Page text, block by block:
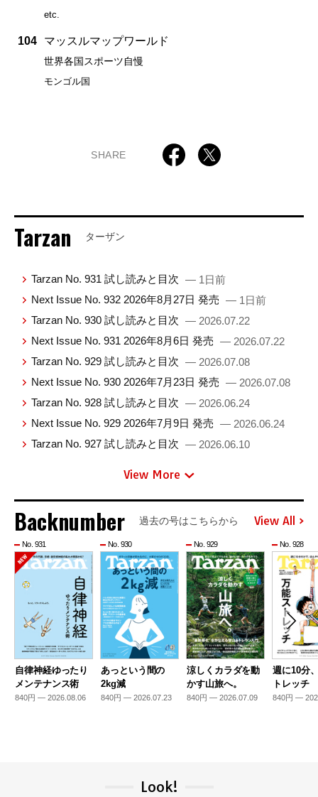
etc.
104 マッスルマップワールド
世界各国スポーツ自慢
モンゴル国
SHARE
Tarzan ターザン
Tarzan No. 931 試し読みと目次 — 1日前
Next Issue No. 932 2026年8月27日 発売 — 1日前
Tarzan No. 930 試し読みと目次 — 2026.07.22
Next Issue No. 931 2026年8月6日 発売 — 2026.07.22
Tarzan No. 929 試し読みと目次 — 2026.07.08
Next Issue No. 930 2026年7月23日 発売 — 2026.07.08
Tarzan No. 928 試し読みと目次 — 2026.06.24
Next Issue No. 929 2026年7月9日 発売 — 2026.06.24
Tarzan No. 927 試し読みと目次 — 2026.06.10
View More
Backnumber 過去の号はこちらから View All
No. 931
自律神経ゆったり
メンテナンス術
840円 — 2026.08.06
No. 930
あっという間の
2kg減
840円 — 2026.07.23
No. 929
涼しくカラダを動
かす山旅へ。
840円 — 2026.07.09
No. 928
週に10分
トレッチ
840円 —
Look!